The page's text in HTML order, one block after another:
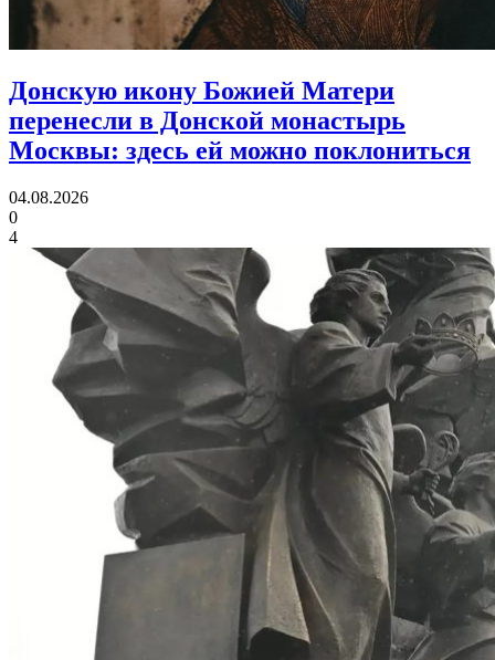
Донскую икону Божией Матери
перенесли в Донской монастырь
Москвы: здесь ей можно поклониться
04.08.2026
0
4